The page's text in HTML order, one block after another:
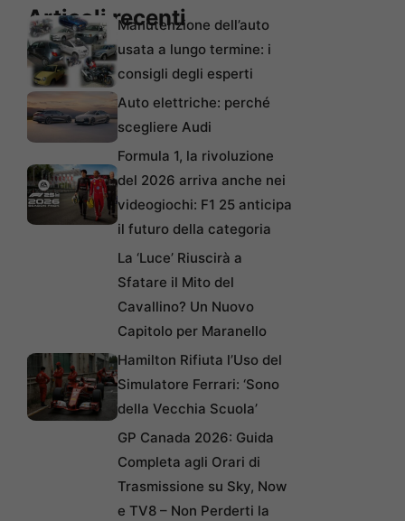
Articoli recentiManutenzione dell’auto
usata a lungo termine: i
consigli degli esperti
Auto elettriche: perché
scegliere Audi
Formula 1, la rivoluzione
del 2026 arriva anche nei
videogiochi: F1 25 anticipa
il futuro della categoria
La ‘Luce’ Riuscirà a
Sfatare il Mito del
Cavallino? Un Nuovo
Capitolo per Maranello
Hamilton Rifiuta l’Uso del
Simulatore Ferrari: ‘Sono
della Vecchia Scuola’
GP Canada 2026: Guida
Completa agli Orari di
Trasmissione su Sky, Now
e TV8 – Non Perderti la